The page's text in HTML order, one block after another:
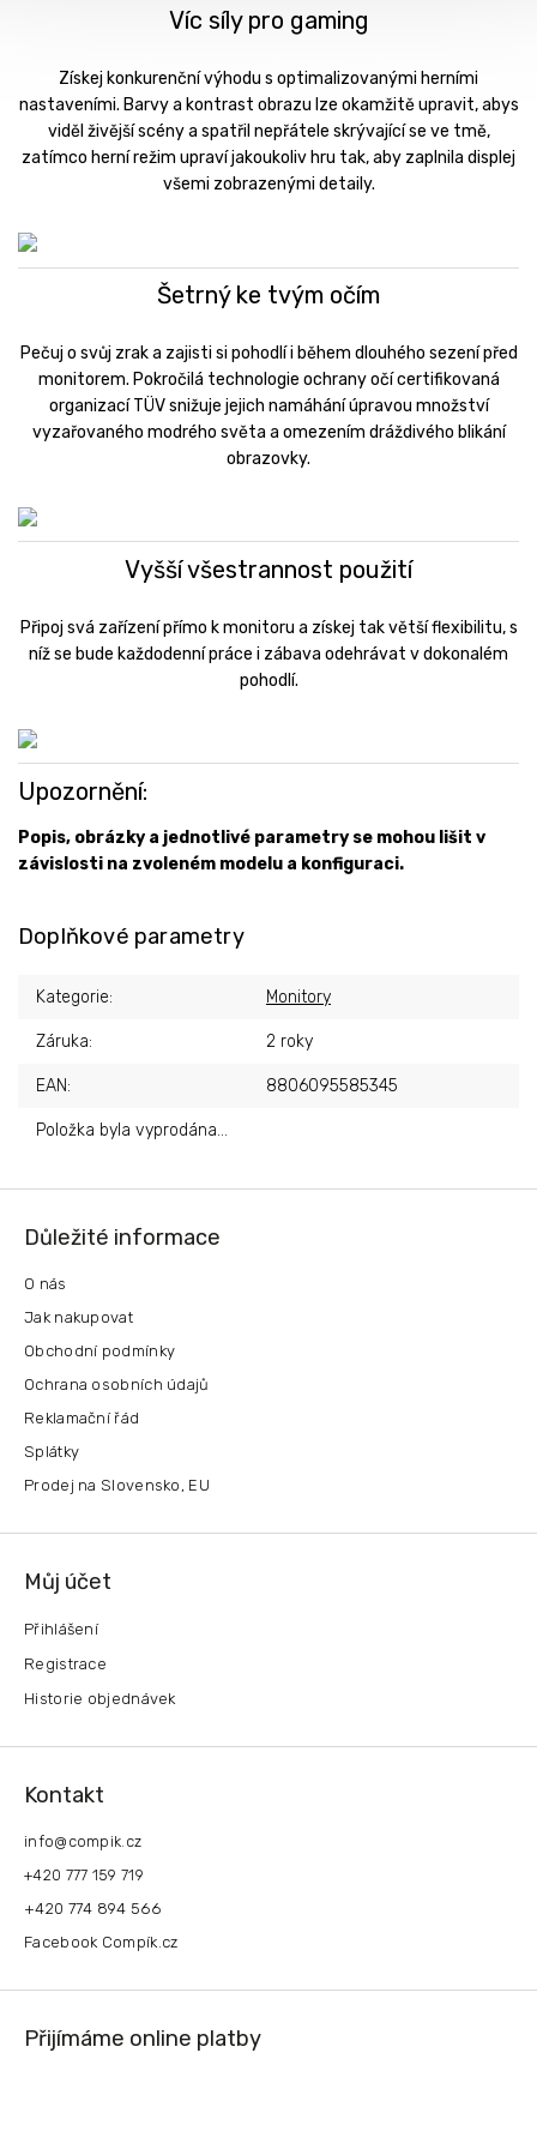
Víc síly pro gaming
Získej konkurenční výhodu s optimalizovanými herními
nastaveními. Barvy a kontrast obrazu lze okamžitě upravit, abys
viděl živější scény a spatřil nepřátele skrývající se ve tmě,
zatímco herní režim upraví jakoukoliv hru tak, aby zaplnila displej
všemi zobrazenými detaily.
Šetrný ke tvým očím
Pečuj o svůj zrak a zajisti si pohodlí i během dlouhého sezení před
monitorem. Pokročilá technologie ochrany očí certifikovaná
organizací TÜV snižuje jejich namáhání úpravou množství
vyzařovaného modrého světa a omezením dráždivého blikání
obrazovky.
Vyšší všestrannost použití
Připoj svá zařízení přímo k monitoru a získej tak větší flexibilitu, s
níž se bude každodenní práce i zábava odehrávat v dokonalém
pohodlí.
Upozornění:
Popis, obrázky a jednotlivé parametry se mohou lišit v
závislosti na zvoleném modelu a konfiguraci.
Doplňkové parametry
Kategorie: Monitory
Záruka: 2 roky
EAN: 8806095585345
Položka byla vyprodána…
Důležité informace
O nás
Jak nakupovat
Obchodní podmínky
Ochrana osobních údajů
Reklamační řád
Splátky
Prodej na Slovensko, EU
Můj účet
Přihlášení
Registrace
Historie objednávek
Kontakt
info@ compik.cz
+420 777 159 719
+420 774 894 566
Facebook Compík.cz
Přijímáme online platby